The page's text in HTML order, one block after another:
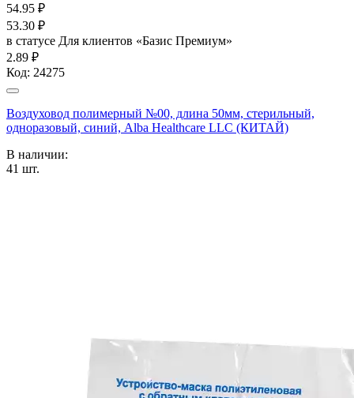
54.95 ₽
53.30 ₽
в статусе Для клиентов «Базис Премиум»
2.89 ₽
Код: 24275
Воздуховод полимерный №00, длина 50мм, стерильный,
одноразовый, синий, Alba Healthcare LLC (КИТАЙ)
В наличии:
41 шт.